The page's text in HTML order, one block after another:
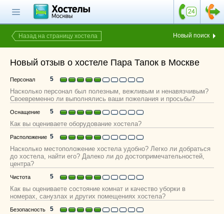
Назад на страницу хостела Новый поиск
Новый отзыв о хостеле Пара Тапок в Москве
Персонал 5
Насколько персонал был полезным, вежливым и ненавязчивым?
Своевременно ли выполнялись ваши пожелания и просьбы?
Оснащение 5
Как вы оцениваете оборудование хостела?
Расположение 5
Насколько местоположение хостела удобно? Легко ли добраться
до хостела, найти его? Далеко ли до достопримечательностей,
центра?
Чистота 5
Как вы оцениваете состояние комнат и качество уборки в
номерах, санузлах и других помещениях хостела?
Безопасность 5
Главная страница
Поиск хостела
хостелах
Каталог хостелов
Как оплатить
Контакты
Наши группы
в социальных сетях
Бесплатный по России
8 (800) 222-58-32